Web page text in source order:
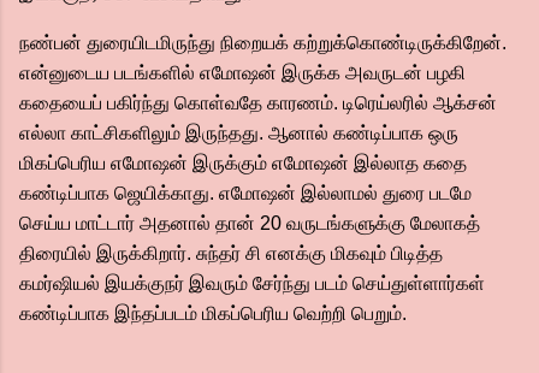
நண்பன் துரையிடமிருந்து நிறையக் கற்றுக்கொண்டிருக்கிறேன்.
என்னுடைய படங்களில் எமோஷன் இருக்க அவருடன் பழகி
கதையைப் பகிர்ந்து கொள்வதே காரணம். டிரெய்லரில் ஆக்சன்
எல்லா காட்சிகளிலும் இருந்தது. ஆனால் கண்டிப்பாக ஒரு
மிகப்பெரிய எமோஷன் இருக்கும் எமோஷன் இல்லாத கதை
கண்டிப்பாக ஜெயிக்காது. எமோஷன் இல்லாமல் துரை படமே
செய்ய மாட்டார் அதனால் தான் 20 வருடங்களுக்கு மேலாகத்
திரையில் இருக்கிறார். சுந்தர் சி எனக்கு மிகவும் பிடித்த
கமர்ஷியல் இயக்குநர் இவரும் சேர்ந்து படம் செய்துள்ளார்கள்
கண்டிப்பாக இந்தப்படம் மிகப்பெரிய வெற்றி பெறும்.